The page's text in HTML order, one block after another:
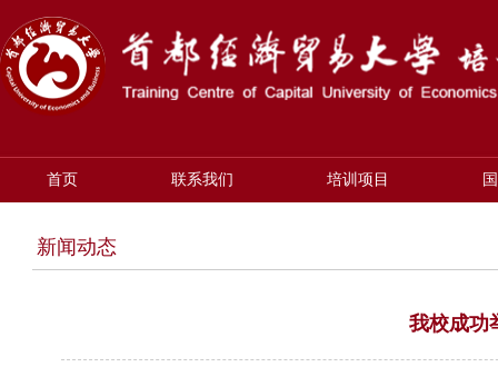
首页 联系我们 培训项目
新闻动态
我校成功